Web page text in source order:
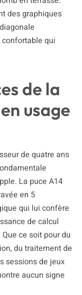
des graphiques
qui
de la
usage
de quatre ans
La puce A14
en 5
qui lui confère
de calcul
ce soit pour du
du traitement de
sessions de jeux
aucun signe